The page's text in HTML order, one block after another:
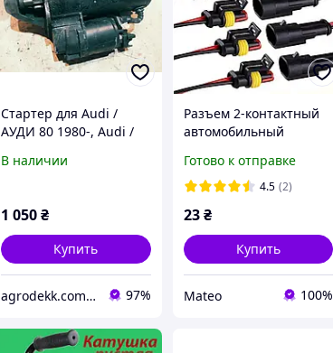
Стартер для Audi /
АУДИ 80 1980-, Audi /
АУДИ A4 2000-2004, VW
В наличии
1 050₴
Купить
agrodekk.com.ua 97%
Разъем 2-контактный
автомобильный
проводов DJ7021-1.5
18AWG комплект «папа-
Готово к отправке
4.5 (2)
23 ₴
Купить
Mateo 100%